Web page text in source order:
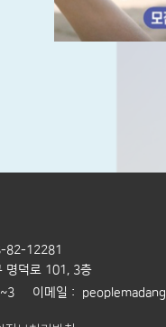
82-12281
명덕로 101, 3층
이메일 :